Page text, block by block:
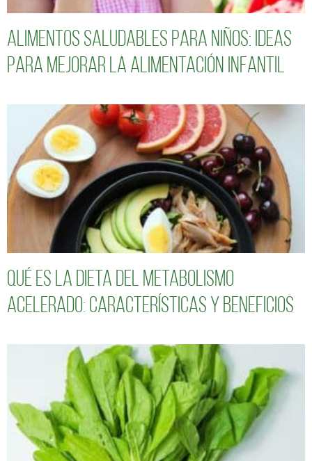
Alimentos saludables para niños: Ideas
para mejorar la alimentación infantil
Qué es la dieta del metabolismo
acelerado: características y beneficios